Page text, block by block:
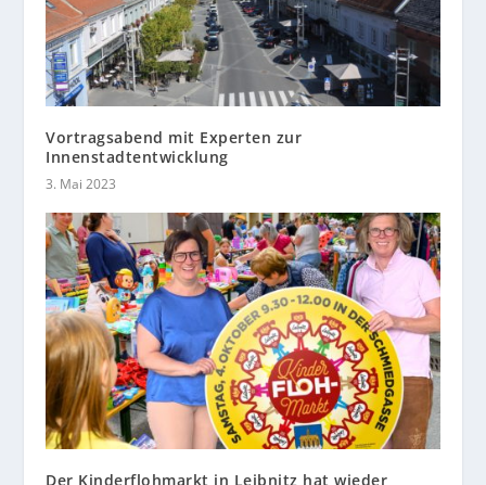
Vortragsabend mit Experten zur
Innenstadtentwicklung
3. Mai 2023
Der Kinderflohmarkt in Leibnitz hat wieder